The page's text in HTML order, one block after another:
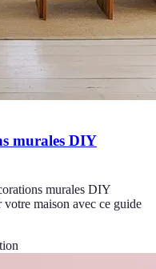
murales DIY
murales DIY
maison avec ce guide